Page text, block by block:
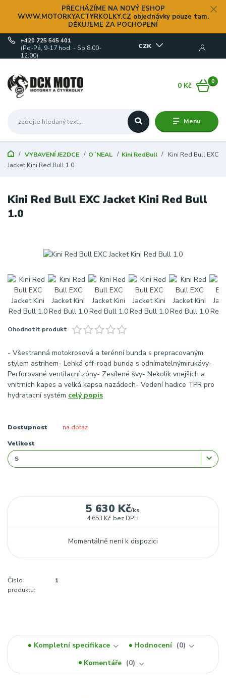
PŘECHÁZÍME NA NOVÝ ESHOP
WWW.MOTORKYACTYRKOLKY.CZ objednávky pouze tam.
DĚKUJEME ZA POCHOPENÍ
Menu
CZK
+420 725 545 401
(Po-Pá, 9-17 hod. - So 8:00-
12:00)
0
0 Kč
VYBAVENÍ JEZDCE O´NEAL Kini RedBull
Kini Red Bull EXC
Jacket Kini Red Bull 1.0
Kini Red Bull EXC Jacket Kini Red Bull
1.0
Ohodnotit produkt
- Všestranná motokrosová a terénní bunda s prepracovaným
stylem astrihem- Lehká off-road bunda s odnímatelnýmirukávy-
Perforované ventilacní zóny- Zesílené švy- Nekolik vnejších a
vnitrních kapes a velká kapsa nazádech- Vedení hadice TPR pro
hydratacní systém celý popis
Dostupnost na dotaz
Velikost
5 630 Kč/ks
4 653 Kč bez DPH
Momentálně není k dispozici
Číslo
produktu:
1
Kompletní specifikace Hodnocení
0
Komentáře
0